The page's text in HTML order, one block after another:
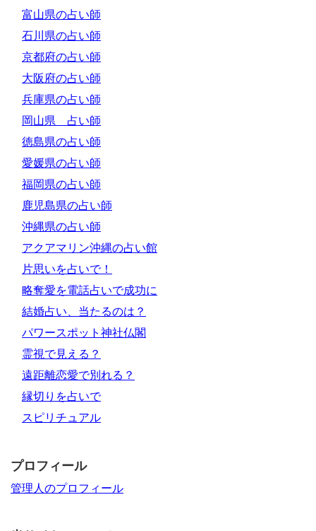
富山県の占い師
石川県の占い師
京都府の占い師
大阪府の占い師
兵庫県の占い師
岡山県 占い師
徳島県の占い師
愛媛県の占い師
福岡県の占い師
鹿児島県の占い師
沖縄県の占い師
アクアマリン沖縄の占い館
片思いを占いで！
略奪愛を電話占いで成功に
結婚占い、当たるのは？
パワースポット神社仏閣
霊視で見える？
遠距離恋愛で別れる？
縁切りを占いで
スピリチュアル
プロフィール
管理人のプロフィール